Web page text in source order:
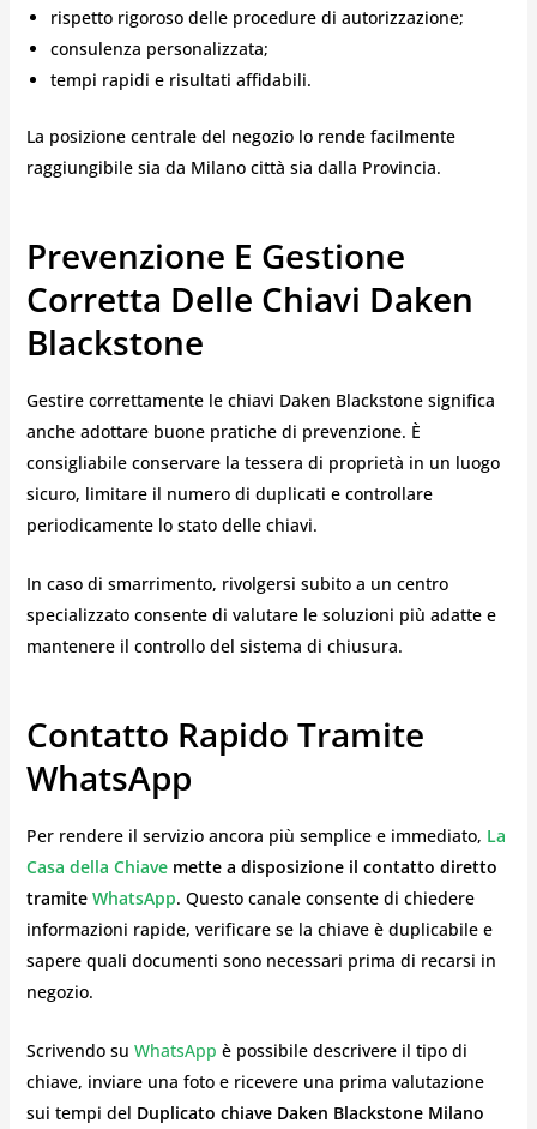
rispetto rigoroso delle procedure di autorizzazione;
consulenza personalizzata;
tempi rapidi e risultati affidabili.
La posizione centrale del negozio lo rende facilmente
raggiungibile sia da Milano città sia dalla Provincia.
Prevenzione E Gestione
Corretta Delle Chiavi Daken
Blackstone
Gestire correttamente le chiavi Daken Blackstone significa
anche adottare buone pratiche di prevenzione. È
consigliabile conservare la tessera di proprietà in un luogo
sicuro, limitare il numero di duplicati e controllare
periodicamente lo stato delle chiavi.
In caso di smarrimento, rivolgersi subito a un centro
specializzato consente di valutare le soluzioni più adatte e
mantenere il controllo del sistema di chiusura.
Contatto Rapido Tramite
WhatsApp
Per rendere il servizio ancora più semplice e immediato, La
Casa della Chiave mette a disposizione il contatto diretto
tramiteWhatsApp. Questo canale consente di chiedere
informazioni rapide, verificare se la chiave è duplicabile e
sapere quali documenti sono necessari prima di recarsi in
negozio.
Scrivendo su WhatsApp è possibile descrivere il tipo di
chiave, inviare una foto e ricevere una prima valutazione
sui tempi del Duplicato chiave Daken Blackstone Milano